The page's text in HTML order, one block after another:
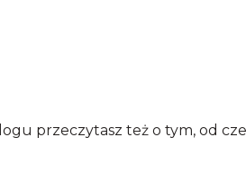
przeczytasz też o tym, od